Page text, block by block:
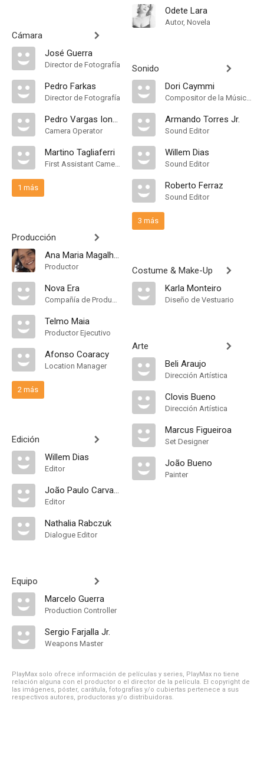
Cámara
José Guerra
Director de Fotografía
Pedro Farkas
Director de Fotografía
Pedro Vargas Ionescu
Camera Operator
Martino Tagliaferri
First Assistant Camera
1 más
Producción
Ana Maria Magalhães
Productor
Nova Era
Compañía de Produccion
Telmo Maia
Productor Ejecutivo
Afonso Coaracy
Location Manager
2 más
Edición
Willem Dias
Editor
João Paulo Carvalho
Editor
Nathalia Rabczuk
Dialogue Editor
Equipo
Marcelo Guerra
Production Controller
Sergio Farjalla Jr.
Weapons Master
Odete Lara
Autor, Novela
Sonido
Dori Caymmi
Compositor de la Música Original
Armando Torres Jr.
Sound Editor
Willem Dias
Sound Editor
Roberto Ferraz
Sound Editor
3 más
Costume & Make-Up
Karla Monteiro
Diseño de Vestuario
Arte
Beli Araujo
Dirección Artística
Clovis Bueno
Dirección Artística
Marcus Figueiroa
Set Designer
João Bueno
Painter
PlayMax solo ofrece información de películas y series, PlayMax no tiene
relación alguna con el productor o el director de la película. El copyright de
las imágenes, póster, carátula, fotografías y/o cubiertas pertenece a sus
respectivos autores, productoras y/o distribuidoras.